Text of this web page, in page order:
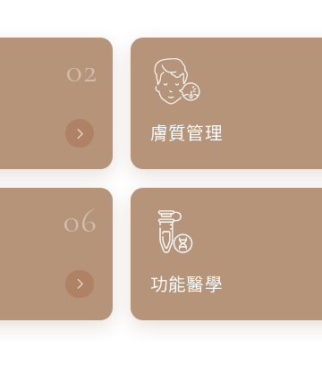
02
膚質管理
06
功能醫學